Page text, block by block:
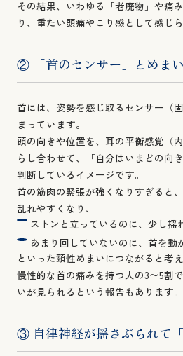
その結果、いわゆる「老廃物」や痛
り、重たい頭痛やこり感として感じ
② 「首のセンサー」とめま
首には、姿勢を感じ取るセンサー（
まっています。
頭の向きや位置を、耳の平衡感覚（
らし合わせて、「自分はいまどの向
判断しているイメージです。
首の筋肉の緊張が強くなりすぎると
乱れやすくなり、
ストンと立っているのに、少し揺
あまり回していないのに、首を動
といった頸性めまいにつながると考
慢性的な首の痛みを持つ人の3〜5割
いが見られるという報告もあります。
③ 自律神経が揺さぶられて